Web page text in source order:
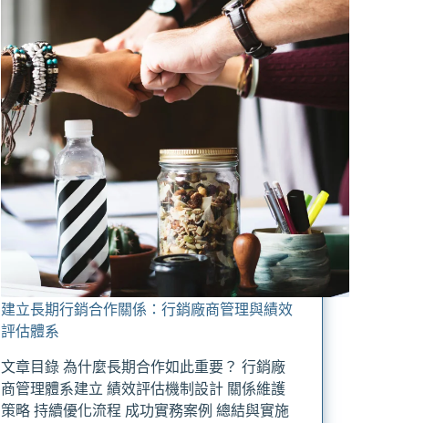
建立長期行銷合作關係：行銷廠商管理與績效
評估體系
文章目錄 為什麼長期合作如此重要？ 行銷廠
商管理體系建立 績效評估機制設計 關係維護
策略 持續優化流程 成功實務案例 總結與實施